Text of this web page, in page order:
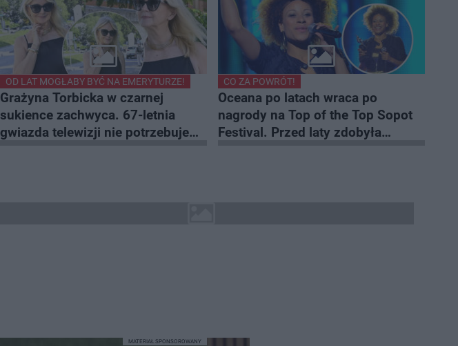
OD LAT MOGŁABY BYĆ NA EMERYTURZE!
Grażyna Torbicka w czarnej
sukience zachwyca. 67-letnia
gwiazda telewizji nie potrzebuje
CO ZA POWRÓT!
Oceana po latach wraca po
nagrody na Top of the Top Sopot
Festival. Przed laty zdobyła
MATERIAŁ SPONSOROWANY